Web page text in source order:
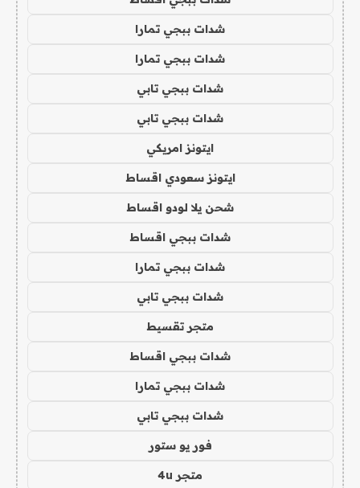
شدات ببجي تمارا
شدات ببجي تمارا
شدات ببجي تابي
شدات ببجي تابي
ايتونز امريكي
ايتونز سعودي اقساط
شحن يلا لودو اقساط
شدات ببجي اقساط
شدات ببجي تمارا
شدات ببجي تابي
متجر تقسيط
شدات ببجي اقساط
شدات ببجي تمارا
شدات ببجي تابي
فور يو ستور
متجر 4u